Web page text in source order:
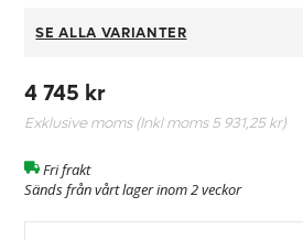
SE ALLA VARIANTER
4 745 kr
Exklusive moms (Inkl moms5 931,25 kr)
Fri frakt
Sänds från vårt lager inom 2 veckor